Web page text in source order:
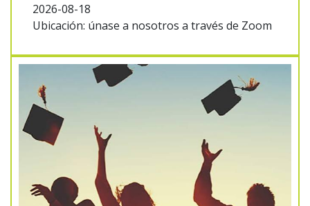
2026-08-18
Ubicación: únase a nosotros a través de Zoom